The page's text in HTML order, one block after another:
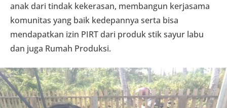
anak dari tindak kekerasan, membangun kerjasama
komunitas yang baik kedepannya serta bisa
mendapatkan izin PIRT dari produk stik sayur labu
dan juga Rumah Produksi.